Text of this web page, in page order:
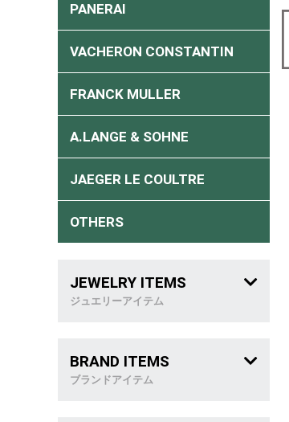
PANERAI
VACHERON CONSTANTIN
FRANCK MULLER
A.LANGE & SOHNE
JAEGER LE COULTRE
OTHERS
JEWELRY ITEMS
ジュエリーアイテム
喜 平
BRAND ITEMS
ブランドアイテム